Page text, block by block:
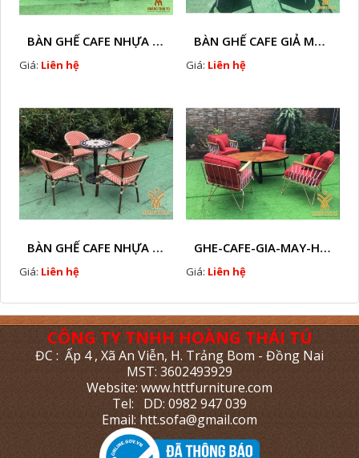
BÀN GHẾ CAFE NHỰA GIÃ MÂY HTT - L32
Giá: Liên hệ
BÀN GHẾ CAFE GIẢ MÂY HTT - L128
Giá: Liên hệ
BÀN GHẾ CAFE NHỰA GIẢ MÂY HTT - L112
Giá: Liên hệ
GHE-CAFE-GIA-MAY-HTT - L110
Giá: Liên hệ
CÔNG TY TNHH HOÀNG THÁI TÚ
ĐC : Ấp 4 , Xã An Viễn, H. Trảng Bom - Đồng Nai
MST: 3602493929
Website: www.httfurniture.com
Tel: DD: 0982 947 039
Email: htt.sofa@gmail.com